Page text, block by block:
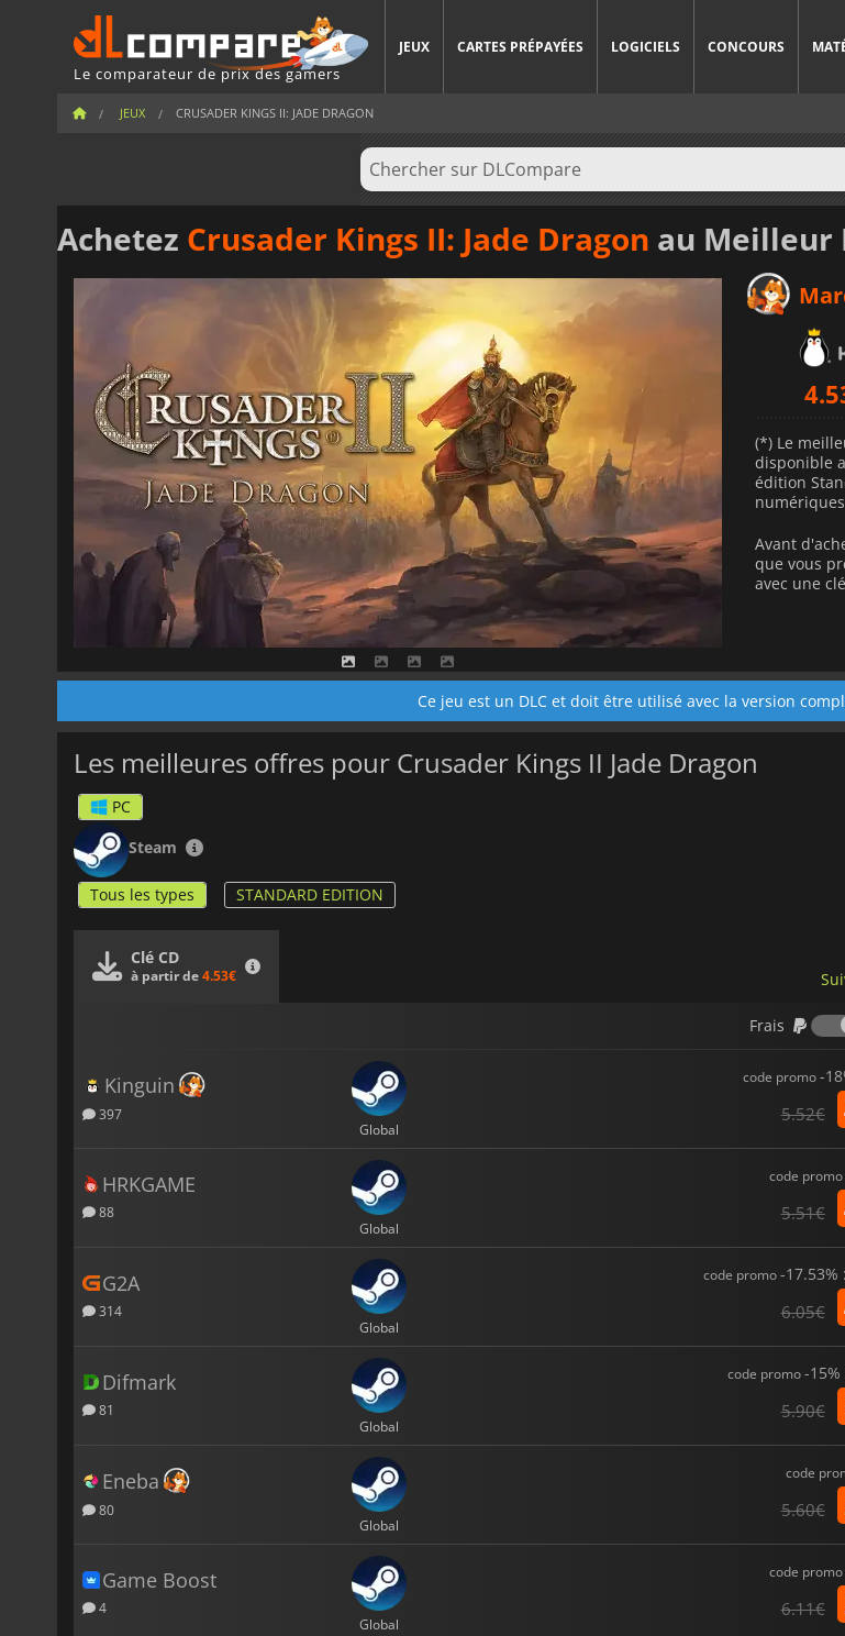
Le comparateur de prix des gamers
JEUX CARTES PRÉPAYÉES LOGICIELS CONCOURS
JEUX CRUSADER KINGS II: JADE DRAGON
Achetez Crusader Kings II: Jade Dragon au Meilleur
(*) Le
disponible
édition
numériques
Avant
que vous
avec une
Ce jeu est un DLC et doit être utilisé avec la version
Les meilleures offres pour Crusader Kings II Jade Dragon
PC
Steam
Tous les types STANDARD EDITION
Clé CD
à partir de4.53€
Frais
Kinguin
397
Global
code promo-
5.52€
HRKGAME
88
Global
code promo
5.51€
G2A
314
Global
code promo-17.53% :
6.05€
Difmark
81
Global
code promo-15%
5.90€
Eneba
80
Global
code
5.60€
Game Boost
4
Global
code promo
6.11€